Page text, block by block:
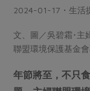
畜產肉類
水畜加工品
調味醬料/南北貨
料理方式
烘焙．點心
醬料
合作25-經典快閃最
更多當季產品
廚房瑜伽
關注議題
減硝酸鹽
產品檢驗
檢驗報告
2024-01-17・生活
文、圖／吳碧霜･主
聯盟環境保護基金
年節將至，不只